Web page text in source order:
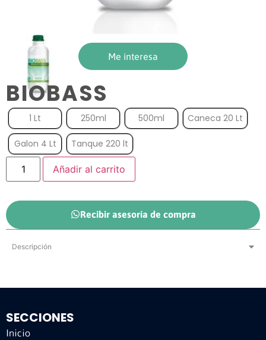
Me interesa
BIOBASS
1 Lt 250ml 500ml Caneca 20 Lt
Galon 4 Lt Tanque 220 lt
Añadir al carrito
Recibir asesoría de compra
Descripción
SECCIONES
Inicio